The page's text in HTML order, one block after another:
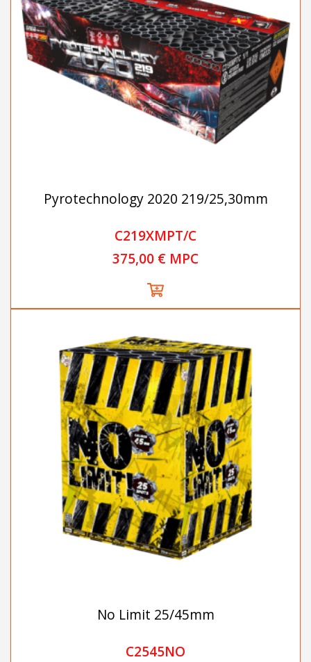
Pyrotechnology 2020 219/25,30mm
C219XMPT/C
375,00 € MPC
No Limit 25/45mm
C2545NO